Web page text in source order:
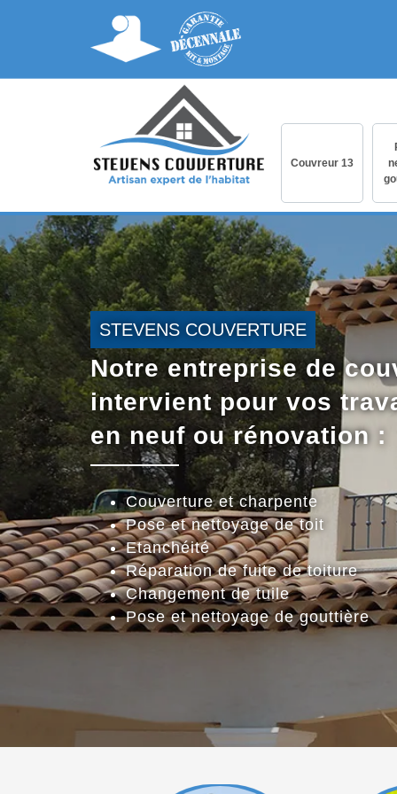
Couvreur 13
STEVENS COUVERTURE
Notre entreprise de
intervient pour vos
en neuf ou rénovation :
Couverture et charpente
Pose et nettoyage de toit
Etanchéité
Réparation de fuite de toiture
Changement de tuile
Pose et nettoyage de gouttière